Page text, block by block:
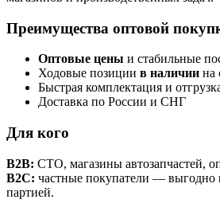
Преимущества оптовой
Оптовые цены и стабильные
Ходовые позиции в наличии на
Быстрая комплектация и
Доставка по России и СНГ
Для кого
B2B: СТО, магазины автозапчастей,
B2C: частные покупатели — выгодно
партией.